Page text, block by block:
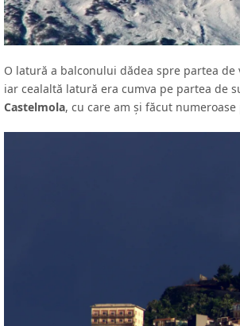
O latură a balconului dădea spre partea de
iar cealaltă latură era cumva pe partea de
Castelmola, cu care am şi făcut